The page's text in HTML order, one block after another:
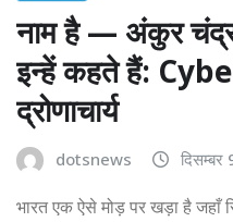
नाम है — अंकुर
इन्हें कहते हैं:
द्रोणाचार्य
dotsnews
भारत एक ऐसे मोड़ पर खड़ा है जहाँ